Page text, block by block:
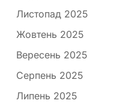
Листопад 2025
Жовтень 2025
Вересень 2025
Серпень 2025
Липень 2025